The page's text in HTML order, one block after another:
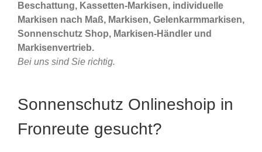
Beschattung, Kassetten-Markisen, individuelle
Markisen nach Maß, Markisen, Gelenkarmmarkisen,
Sonnenschutz Shop, Markisen-Händler und
Markisenvertrieb.
Bei uns sind Sie richtig.
Sonnenschutz Onlineshoip in
Fronreute gesucht?